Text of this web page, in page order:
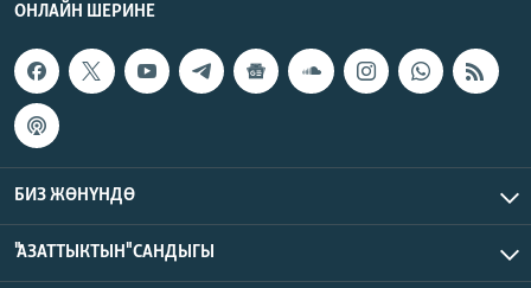
ОНЛАЙН ШЕРИНЕ
БИЗ ЖӨНҮНДӨ
"АЗАТТЫКТЫН" САНДЫГЫ